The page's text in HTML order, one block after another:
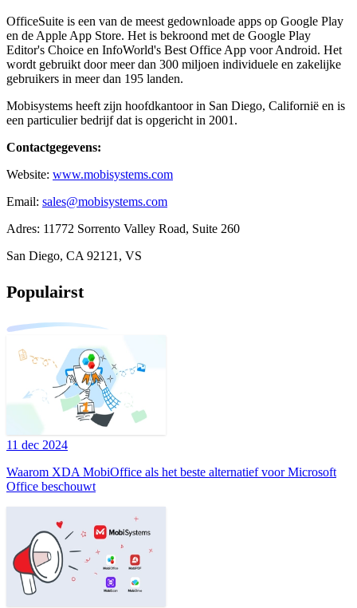
OfficeSuite is een van de meest gedownloade apps op Google Play
en de Apple App Store. Het is bekroond met de Google Play
Editor's Choice en InfoWorld's Best Office App voor Android. Het
wordt gebruikt door meer dan 300 miljoen individuele en zakelijke
gebruikers in meer dan 195 landen.
Mobisystems heeft zijn hoofdkantoor in San Diego, Californië en is
een particulier bedrijf dat is opgericht in 2001.
Contactgegevens:
Website: www.mobisystems.com
Email: sales@mobisystems.com
Adres: 11772 Sorrento Valley Road, Suite 260
San Diego, CA 92121, VS
Populairst
11 dec 2024
Waarom XDA MobiOffice als het beste alternatief voor Microsoft
Office beschouwt